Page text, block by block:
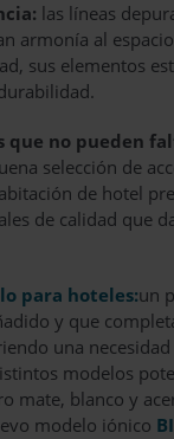
las líneas
armonía al
sus elementos
que no pueden
selección de
de hotel
de calidad que
para hoteles:un
y que
una necesidad
modelos
mate, blanco y
modelo iónico